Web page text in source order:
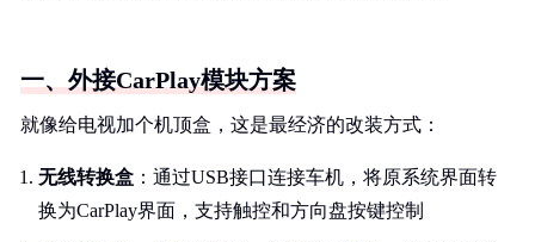
一、外接CarPlay模块方案
就像给电视加个机顶盒，这是最经济的改装方式：
无线转换盒 ：通过USB接口连接车机，将原系统界面转
换为CarPlay界面，支持触控和方向盘按键控制